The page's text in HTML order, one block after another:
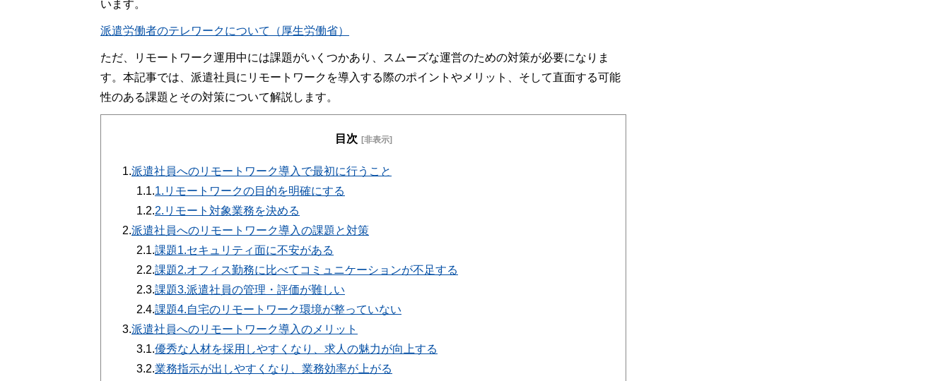
います。
派遣労働者のテレワークについて（厚生労働省）
ただ、リモートワーク運用中には課題がいくつかあり、スムーズな運営のための対策が必要になりま
す。本記事では、派遣社員にリモートワークを導入する際のポイントやメリット、そして直面する可能
性のある課題とその対策について解説します。
目次 [非表示]
1.派遣社員へのリモートワーク導入で最初に行うこと
1.1.1.リモートワークの目的を明確にする
1.2.2.リモート対象業務を決める
2.派遣社員へのリモートワーク導入の課題と対策
2.1.課題1.セキュリティ面に不安がある
2.2.課題2.オフィス勤務に比べてコミュニケーションが不足する
2.3.課題3.派遣社員の管理・評価が難しい
2.4.課題4.自宅のリモートワーク環境が整っていない
3.派遣社員へのリモートワーク導入のメリット
3.1.優秀な人材を採用しやすくなり、求人の魅力が向上する
3.2.業務指示が出しやすくなり、業務効率が上がる